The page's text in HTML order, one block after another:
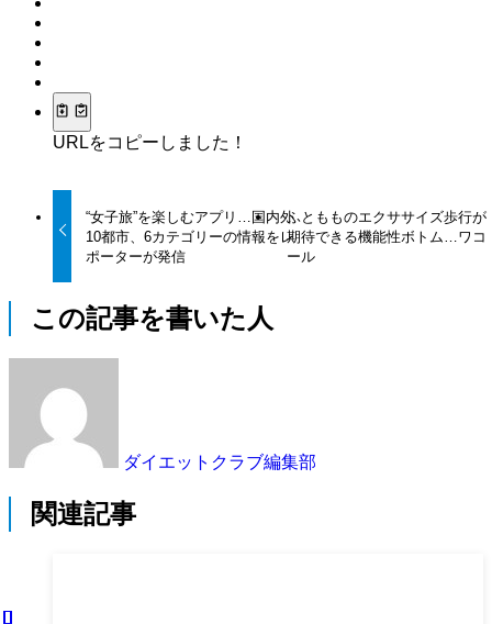
URLをコピーしました！
“女子旅”を楽しむアプリ…国内外
10都市、6カテゴリーの情報をレ
ポーターが発信
ふともものエクササイズ歩行が
期待できる機能性ボトム…ワコ
ール
この記事を書いた人
ダイエットクラブ編集部
関連記事